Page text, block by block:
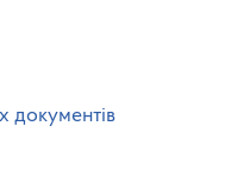
документів